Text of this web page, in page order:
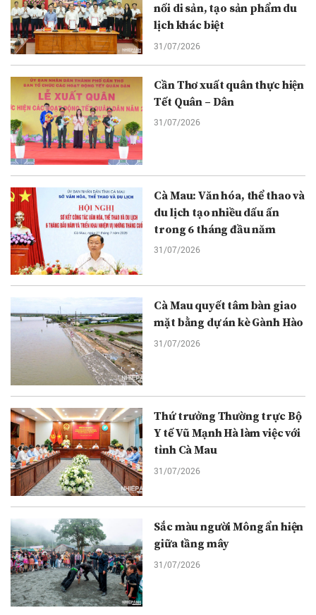
nối di sản, tạo sản phẩm du
lịch khác biệt
31/07/2026
Cần Thơ xuất quân thực hiện
Tết Quân – Dân
31/07/2026
Cà Mau: Văn hóa, thể thao và
du lịch tạo nhiều dấu ấn
trong 6 tháng đầu năm
31/07/2026
Cà Mau quyết tâm bàn giao
mặt bằng dự án kè Gành Hào
31/07/2026
Thứ trưởng Thường trực Bộ
Y tế Vũ Mạnh Hà làm việc với
tỉnh Cà Mau
31/07/2026
Sắc màu người Mông ẩn hiện
giữa tầng mây
31/07/2026